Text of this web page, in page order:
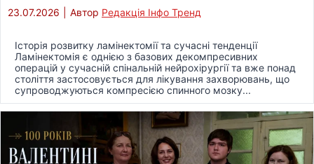
23.07.2026 Автор Редакція Інфо Тренд
Історія розвитку ламінектомії та сучасні тенденції
Ламінектомія є однією з базових декомпресивних
операцій у сучасній спінальній нейрохірургії та вже понад
століття застосовується для лікування захворювань, що
супроводжуються компресією спинного мозку...